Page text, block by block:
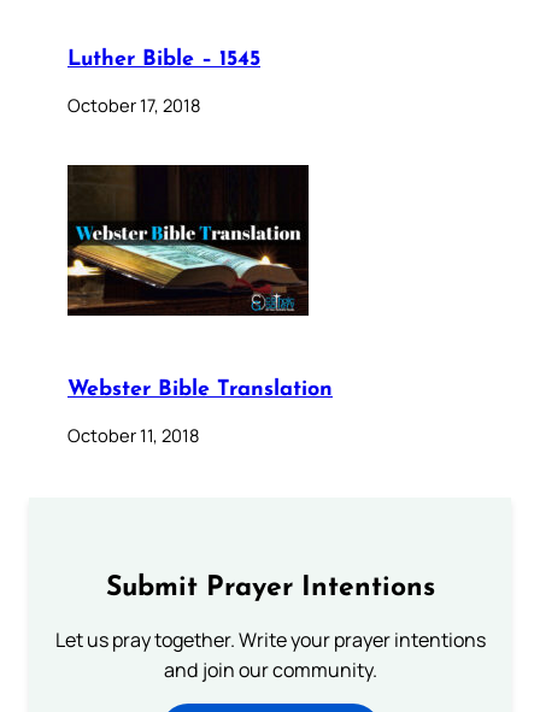
Luther Bible – 1545
October 17, 2018
Webster Bible Translation
October 11, 2018
Submit Prayer Intentions
Let us pray together. Write your prayer intentions
and join our community.